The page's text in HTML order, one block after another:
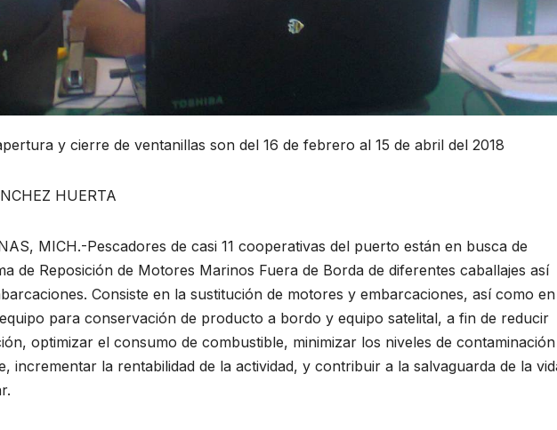
y cierre de ventanillas son del 16 de febrero al 15 de abril del 2018
HUERTA
MICH.-Pescadores de casi 11 cooperativas del puerto están en busca de
de Reposición de Motores Marinos Fuera de Borda de diferentes caballajes así
Consiste en la sustitución de motores y embarcaciones, así como en
para conservación de producto a bordo y equipo satelital, a fin de reducir
optimizar el consumo de combustible, minimizar los niveles de contaminación
incrementar la rentabilidad de la actividad, y contribuir a la salvaguarda de la